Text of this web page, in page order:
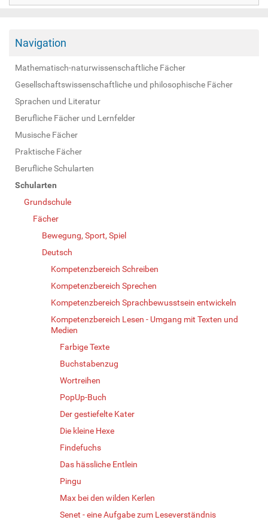
Navigation
Mathematisch-naturwissenschaftliche Fächer
Gesellschaftswissenschaftliche und philosophische Fächer
Sprachen und Literatur
Berufliche Fächer und Lernfelder
Musische Fächer
Praktische Fächer
Berufliche Schularten
Schularten
Grundschule
Fächer
Bewegung, Sport, Spiel
Deutsch
Kompetenzbereich Schreiben
Kompetenzbereich Sprechen
Kompetenzbereich Sprachbewusstsein entwickeln
Kompetenzbereich Lesen - Umgang mit Texten und
Medien
Farbige Texte
Buchstabenzug
Wortreihen
PopUp-Buch
Der gestiefelte Kater
Die kleine Hexe
Findefuchs
Das hässliche Entlein
Pingu
Max bei den wilden Kerlen
Senet - eine Aufgabe zum Leseverständnis